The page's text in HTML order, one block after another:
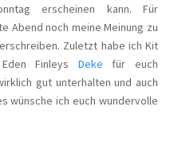
erscheinen kann. Für
Abend noch meine Meinung zu
Zuletzt habe ich Kit
Finleys Deke für euch
gut unterhalten und auch
wünsche ich euch wundervolle